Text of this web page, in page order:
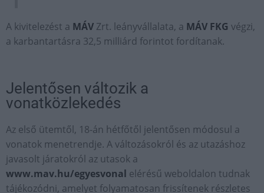
A kivitelezést a MÁV Zrt. leányvállalata, a MÁV FKG végzi,
a karbantartásra 32,5 milliárd forintot fordítanak.
Jelentősen változik a
vonatközlekedés
Az első ütemtől, 18-án hétfőtől jelentősen módosul a
vonatok menetrendje. A változásokról és az utazáshoz
javasolt járatokról az utasok a
www.mav.hu/egyesvonal elérésű weboldalon tudnak
tájékozódni, amelyet folyamatosan frissítenek részletes